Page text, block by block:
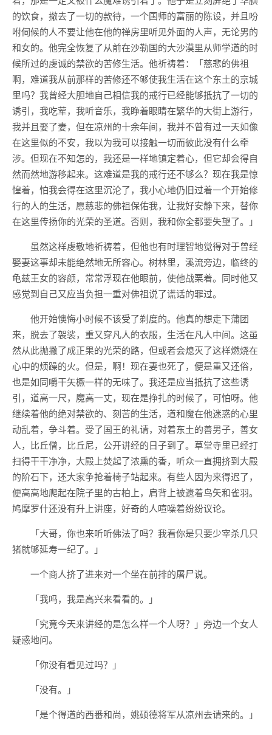
的饮食，撤去了一切的款待，一个国师的富丽的陈设，并且吩
咐伺候的人不要让他在他的禅房里听见外面的人声，无论男的
和女的。他完全恢复了从前在沙勒国的大沙漠里从师学道的时
候所过的虔诚的禁欲的苦修生活。他祈祷着：「慈悲的佛祖
啊，难道我从前那样的苦修还不够使我生活在这个东土的京城
里吗？我曾经大胆地自己相信我的戒行已经能够抵抗了一切的
诱引，我吃荤，我听音乐，我睁着眼睛在繁华的大街上游行，
我并且娶了妻，但在凉州的十余年间，我并不曾有过一天如像
在这里似的不安，我以为我可以接触一切而彼此没有什么牵
涉。但现在不知怎的，我还是一样地镇定着心，但它却会得自
然而然地游移起来。这难道是我的戒行还不够么？现在我是惊
惶着，怕我会得在这里沉沦了，我小心地仍旧过着一个开始修
行的人的生活，愿慈悲的佛祖保佑我，让我好安静下来，替你
在这里传扬你的光荣的圣道。否则，我和你全都要失望了。」
虽然这样虔敬地祈祷着，但他也有时理智地觉得对于曾经
娶妻这事却未能绝然地无所容心。树林里，溪流旁边，临终的
龟兹王女的容颜，常常浮现在他眼前，使他战栗着。同时他又
感觉到自己又应当负担一重对佛祖说了谎话的罪过。
他开始懊悔小时候不该受了剃度的。他真的想走下蒲团
来，脱去了袈裟，重又穿凡人的衣服，生活在凡人中间。这虽
然从此抛撇了成正果的光荣的路，但或者会熄灭了这样燃烧在
心中的烦躁的火。但是，啊！现在妻也死了，便是重又还俗，
也是如同嚼干矢橛一样的无味了。我还是应当抵抗了这些诱
引，道高一尺，魔高一丈，现在是挣扎的时候了，可怕呀。他
继续着他的绝对禁欲的、刻苦的生活，道和魔在他迷惑的心里
动乱着，争斗着。受了国王的礼请，对着东土的善男子，善女
人，比丘僧，比丘尼，公开讲经的日子到了。草堂寺里已经打
扫得干干净净，大殿上焚起了浓熏的香，听众一直拥挤到大殿
的阶石下，还大家争抢着椅子站起来。有些人因为来得迟了，
便高高地爬起在院子里的古柏上，肩背上被遗着鸟矢和雀羽。
鸠摩罗什还没有升上讲座，好奇的人喧噪着纷纷议论。
「大哥，你也来听听佛法了吗？我看你是只要少宰杀几只
猪就够延寿一纪了。」
一个商人挤了进来对一个坐在前排的屠尸说。
「我吗，我是高兴来看看的。」
「究竟今天来讲经的是怎么样一个人呀？」旁边一个女人
疑惑地问。
「你没有看见过吗？」
「没有。」
「是个得道的西番和尚，姚硕德将军从凉州去请来的。」